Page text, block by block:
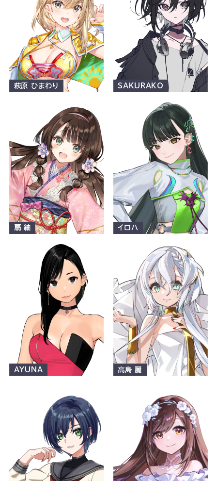
萩原 ひまわり SAKURAKO
扇 紬 イロハ
AYUNA 高島 麗